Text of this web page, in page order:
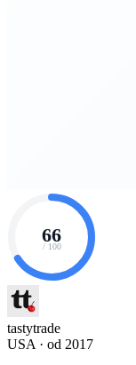
66
/ 100
tastytrade
USA · od 2017